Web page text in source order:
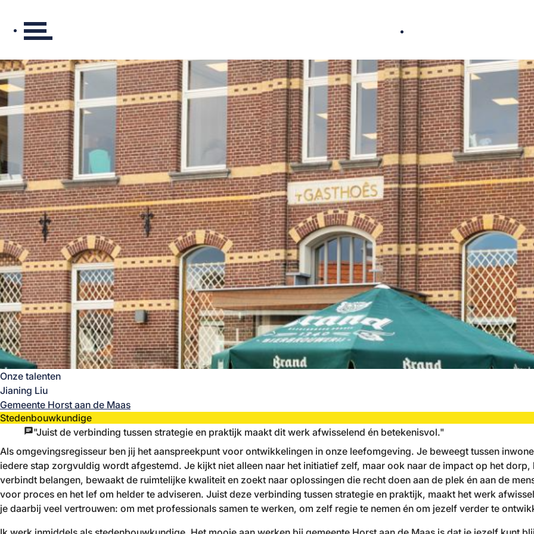
Onze talenten
Jianing Liu
Stedenbouwkundige
Gemeente Horst aan de Maas
"Juist de verbinding tussen strategie en praktijk maakt dit werk afwisselend én betekenisvol."
Als omgevingsregisseur ben jij het aanspreekpunt voor ontwikkelingen in onze leefomgeving. Je beweegt tussen
iedere stap zorgvuldig wordt afgestemd. Je kijkt niet alleen naar het initiatief zelf, maar ook naar de impact op het
verbindt belangen, bewaakt de ruimtelijke kwaliteit en zoekt naar oplossingen die recht doen aan de plek én aan de
voor proces en het lef om helder te adviseren. Juist deze verbinding tussen strategie en praktijk, maakt het werk
je daarbij veel vertrouwen: om met professionals samen te werken, om zelf regie te nemen én om jezelf verder te